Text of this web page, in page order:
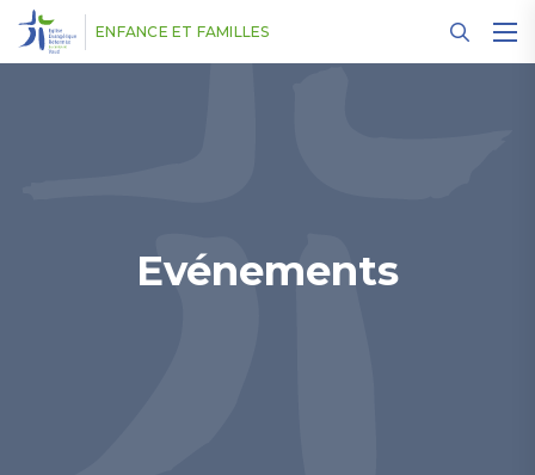
ENFANCE ET FAMILLES
Evénements
Panneau de gestion des cookies